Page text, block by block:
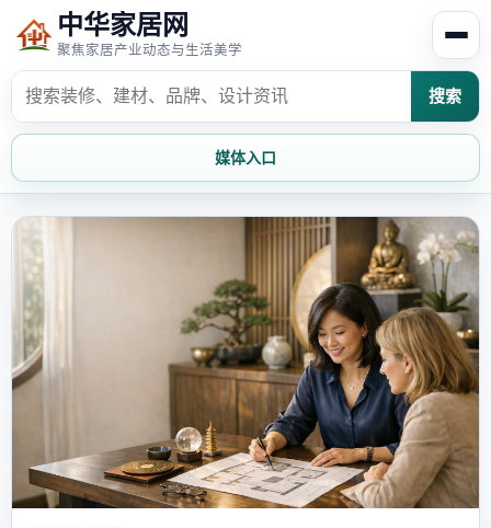
中华家居网
聚焦家居产业动态与生活美学
搜索
媒体入口
家居资讯
家居欣赏
装修设计
家居文化
家装攻略 创意家居